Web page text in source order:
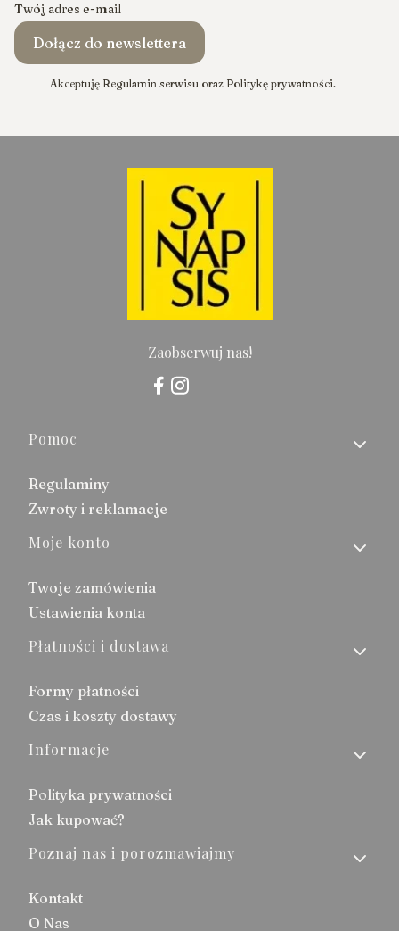
Twój adres e-mail
Dołącz do newslettera
Akceptuję Regulamin serwisu oraz Politykę prywatności.
Zaobserwuj nas!
Linki w stopce
Pomoc
Regulaminy
Zwroty i reklamacje
Moje konto
Twoje zamówienia
Ustawienia konta
Płatności i dostawa
Formy płatności
Czas i koszty dostawy
Informacje
Polityka prywatności
Jak kupować?
Poznaj nas i porozmawiajmy
Kontakt
O Nas